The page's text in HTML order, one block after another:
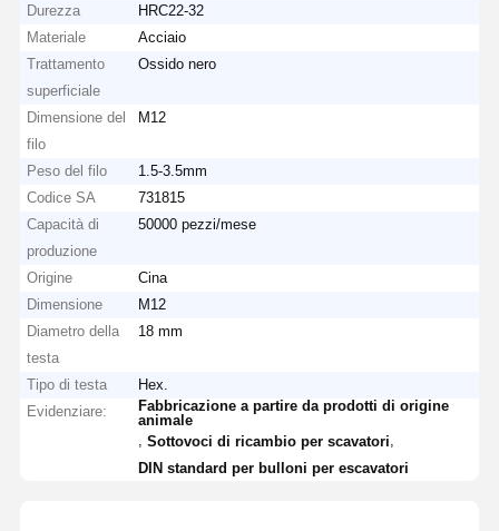
Durezza
HRC22-32
Materiale
Acciaio
Trattamento
superficiale
Ossido nero
Dimensione del
filo
M12
Peso del filo
1.5-3.5mm
Codice SA
731815
Capacità di
produzione
50000 pezzi/mese
Origine
Cina
Dimensione
M12
Diametro della
testa
18 mm
Tipo di testa
Hex.
Evidenziare:
Fabbricazione a partire da prodotti di origine
animale
,Sottovoci di ricambio per scavatori
DIN standard per bulloni per escavatori